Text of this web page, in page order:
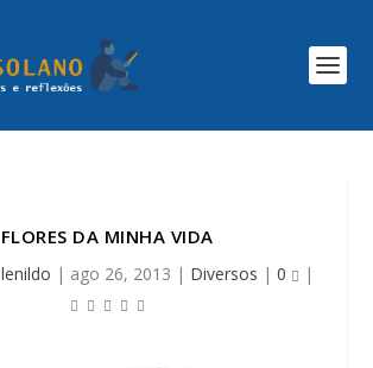
FLORES DA MINHA VIDA
lenildo | ago 26, 2013 | Diversos | 0 |